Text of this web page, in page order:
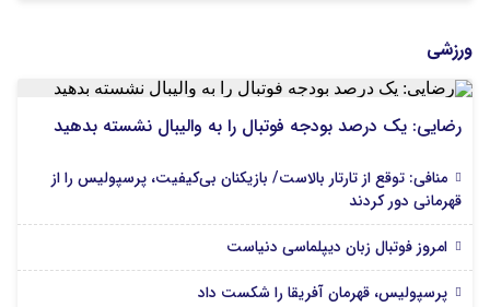
ورزشی
رضایی: یک درصد بودجه فوتبال را به والیبال نشسته بدهید
منافی: توقع از تارتار بالاست/ بازیکنان بی‌کیفیت، پرسپولیس را از
قهرمانی دور کردند
امروز فوتبال زبان دیپلماسی دنیاست
پرسپولیس، قهرمان آفریقا را شکست داد